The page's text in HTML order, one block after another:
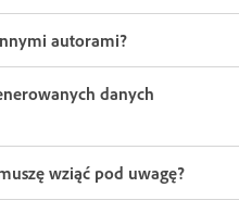
autorami?
danych
wziąć pod uwagę?